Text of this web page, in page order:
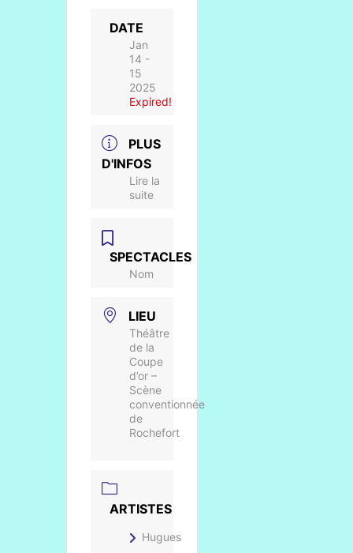
DATE
Jan
14 -
15
2025
Expired!
PLUS
D'INFOS
Lire la
suite
SPECTACLES
Nom
LIEU
Théâtre
de la
Coupe
d’or –
Scène
conventionnée
de
Rochefort
ARTISTES
Hugues